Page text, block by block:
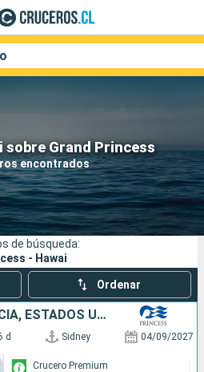
sobre Grand Princess
encontrados
Compañías
Buscar
de búsqueda:
- Hawai
Ordenar
NUEVA ZELANDA, FRANCIA, ESTADOS UNIDOS, SAMOA, FIDJI (ISLAS), AUSTRALIA
d Sidney 04/09/2027
Crucero Premium